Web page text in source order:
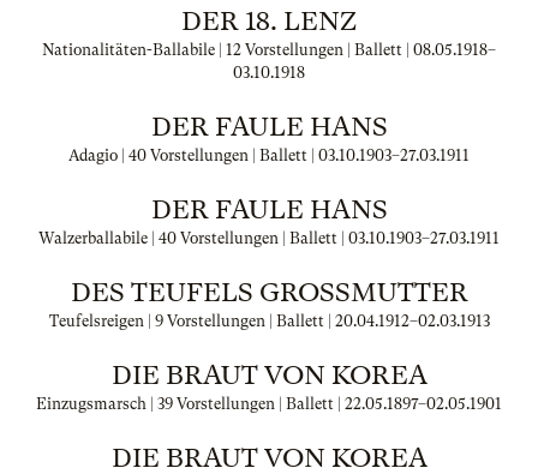
DER 18. LENZ
Nationalitäten-Ballabile | 12 Vorstellungen | Ballett | 08.05.1918–
03.10.1918
DER FAULE HANS
Adagio | 40 Vorstellungen | Ballett | 03.10.1903–27.03.1911
DER FAULE HANS
Walzerballabile | 40 Vorstellungen | Ballett | 03.10.1903–27.03.1911
DES TEUFELS GROSSMUTTER
Teufelsreigen | 9 Vorstellungen | Ballett | 20.04.1912–02.03.1913
DIE BRAUT VON KOREA
Einzugsmarsch | 39 Vorstellungen | Ballett | 22.05.1897–02.05.1901
DIE BRAUT VON KOREA